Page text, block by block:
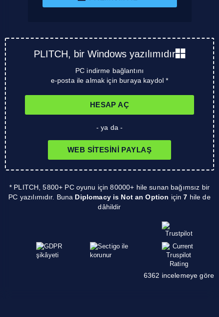
PLITCH, bir Windows yazılımıdır
PC indirme bağlantını
e-posta ile almak için buraya kaydol *
HESAP AÇ
- ya da -
WEB SITESINI PAYLAŞ
* PLITCH, 5800+ PC oyunu için 80000+ hile sunan bağımsız bir
PC yazılımıdır. Buna Diplomacy is Not an Option için7 hile de
dâhildir
6362 incelemeye göre